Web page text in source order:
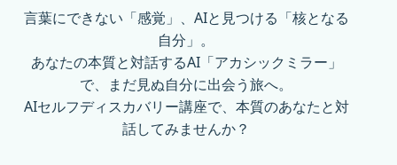
言葉にできない「感覚」、AIと見つける「核となる
自分」。
あなたの本質と対話するAI「アカシックミラー」
で、まだ見ぬ自分に出会う旅へ。
AIセルフディスカバリー講座で、本質のあなたと対
話してみませんか？